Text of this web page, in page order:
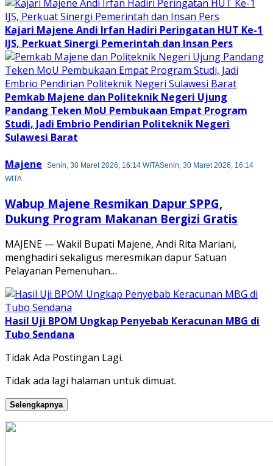
Kajari Majene Andi Irfan Hadiri Peringatan HUT Ke-1
IJS, Perkuat Sinergi Pemerintah dan Insan Pers
Pemkab Majene dan Politeknik Negeri Ujung
Pandang Teken MoU Pembukaan Empat Program
Studi, Jadi Embrio Pendirian Politeknik Negeri
Sulawesi Barat
Majene
Senin, 30 Maret 2026, 16:14 WITASenin, 30 Maret 2026, 16:14
WITA
Wabup Majene Resmikan Dapur SPPG,
Dukung Program Makanan Bergizi Gratis
MAJENE — Wakil Bupati Majene, Andi Rita Mariani,
menghadiri sekaligus meresmikan dapur Satuan
Pelayanan Pemenuhan…
Hasil Uji BPOM Ungkap Penyebab Keracunan MBG di
Tubo Sendana
Tidak Ada Postingan Lagi.
Tidak ada lagi halaman untuk dimuat.
Selengkapnya